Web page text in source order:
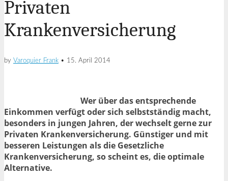
Privaten
Krankenversicherung
by Varoquier Frank • 15. April 2014
Wer über das entsprechende
Einkommen verfügt oder sich selbstständig macht,
besonders in jungen Jahren, der wechselt gerne zur
Privaten Krankenversicherung. Günstiger und mit
besseren Leistungen als die Gesetzliche
Krankenversicherung, so scheint es, die optimale
Alternative.